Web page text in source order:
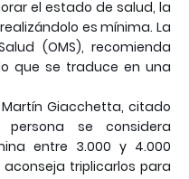
el estado de salud, la
es mínima. La
(OMS), recomienda
que se traduce en una
Giacchetta, citado
se considera
entre 3.000 y 4.000
triplicarlos para